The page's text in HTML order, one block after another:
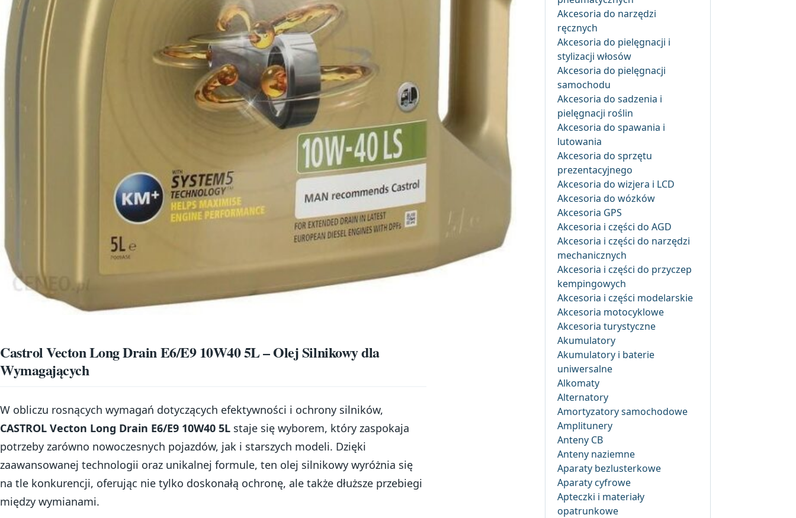
Castrol Vecton Long Drain E6/E9 10W40 5L – Olej Silnikowy dla
Wymagających
W obliczu rosnących wymagań dotyczących efektywności i ochrony silników,
CASTROL Vecton Long Drain E6/E9 10W40 5L staje się wyborem, który zaspokaja
potrzeby zarówno nowoczesnych pojazdów, jak i starszych modeli. Dzięki
zaawansowanej technologii oraz unikalnej formule, ten olej silnikowy wyróżnia się
na tle konkurencji, oferując nie tylko doskonałą ochronę, ale także dłuższe przebiegi
między wymianami.
Akcesoria do narzędzi
ręcznych
Akcesoria do pielęgnacji i
stylizacji włosów
Akcesoria do pielęgnacji
samochodu
Akcesoria do sadzenia i
pielęgnacji roślin
Akcesoria do spawania i
lutowania
Akcesoria do sprzętu
prezentacyjnego
Akcesoria do wizjera i LCD
Akcesoria do wózków
Akcesoria GPS
Akcesoria i części do AGD
Akcesoria i części do narzędzi
mechanicznych
Akcesoria i części do przyczep
kempingowych
Akcesoria i części modelarskie
Akcesoria motocyklowe
Akcesoria turystyczne
Akumulatory
Akumulatory i baterie
uniwersalne
Alkomaty
Alternatory
Amortyzatory samochodowe
Amplitunery
Anteny CB
Anteny naziemne
Aparaty bezlusterkowe
Aparaty cyfrowe
Apteczki i materiały
opatrunkowe